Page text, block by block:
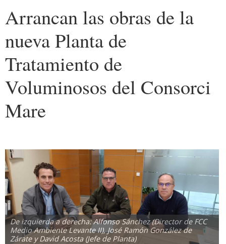
Arrancan las obras de la
nueva Planta de
Tratamiento de
Voluminosos del Consorci
Mare
De izquierda a derecha: Alfonso Sánchez (Director de FCC
Medio Ambiente Levante II), José Ramón González de
Zárate y David Acosta (Jefe de Planta)